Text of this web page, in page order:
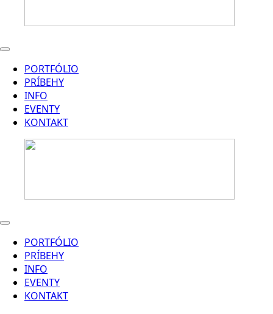
PORTFÓLIO
PRÍBEHY
INFO
EVENTY
KONTAKT
PORTFÓLIO
PRÍBEHY
INFO
EVENTY
KONTAKT